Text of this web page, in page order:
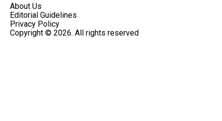
About Us
Editorial Guidelines
Privacy Policy
Copyright © 2026. All rights reserved